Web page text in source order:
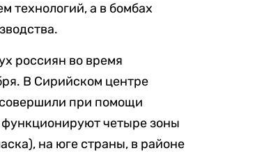
технологий, а в бомбах
россиян во время
В Сирийском центре
при помощи
четыре зоны
на юге страны, в районе